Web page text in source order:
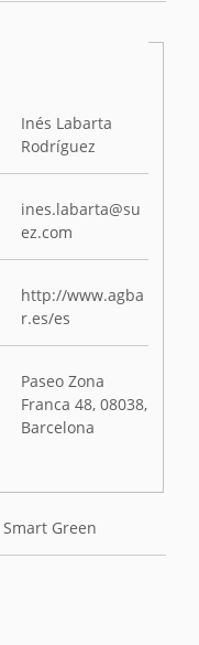
Inés Labarta
Rodríguez
ines.labarta@su
ez.com
http://www.agba
r.es/es
Paseo Zona
Franca 48, 08038,
Barcelona
Smart Green